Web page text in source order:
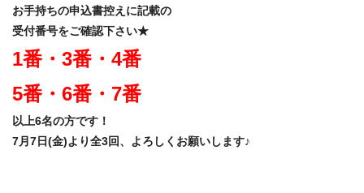
お手持ちの申込書控えに記載の
受付番号をご確認下さい★
1番・3番・4番
5番・6番・7番
以上6名の方です！
7月7日(金)より全3回、よろしくお願いします♪